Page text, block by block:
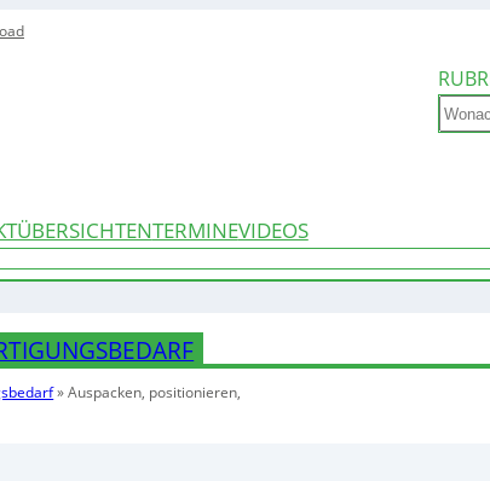
Search
TERMINEVIDEOS
»Auspacken, positionieren,